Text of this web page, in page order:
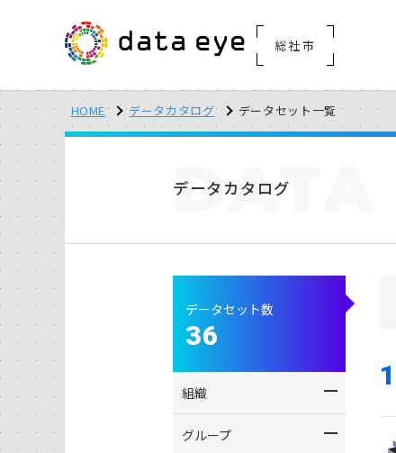
総社市
HOME データカタログ データセット一覧
データカタログ
DATA
1
データセット数
36
組織
グループ